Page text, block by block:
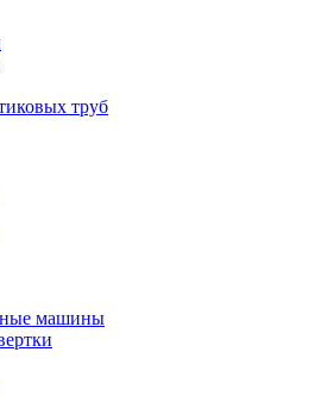
труб
машины